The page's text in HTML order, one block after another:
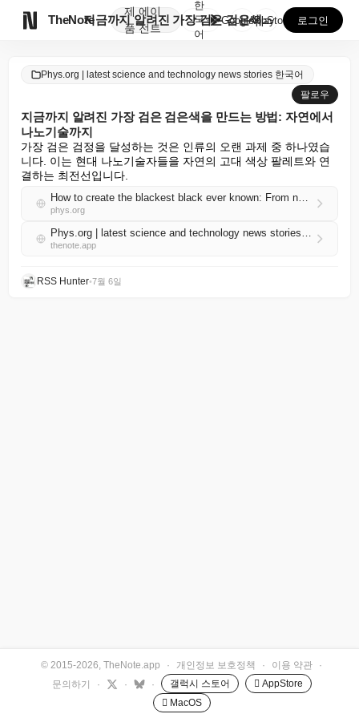
TheNote
제
품
에이
전트
지금까지 알려진 가장 검은 검은색을 만드는 방법: 자연...
한
국
어
GooglePlay
AppStore 로그인
Phys.org | latest science and technology news stories 한국어
팔로우
지금까지 알려진 가장 검은 검은색을 만드는 방법: 자연에서
나노기술까지
가장 검은 검정을 달성하는 것은 인류의 오랜 과제 중 하나였습
니다. 이는 현대 나노기술자들을 자연의 고대 색상 팔레트와 연
결하는 최전선입니다.
How to create the blackest black ever known: From nature to nanotechnology
phys.org
Phys.org | latest science and technology news stories 한국어 RSS
thenote.app
RSS Hunter•7월 6일
© 2015-2026, TheNote.app · 개인정보 보호정책 · 이용 약관
·
문의하기
· · · 갤럭시 스토어
 AppStore
 MacOS